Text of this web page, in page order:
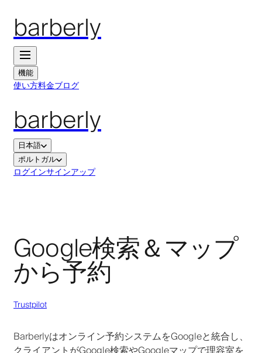
barberly
機能
使い方料金ブログ
barberly
日本語
ポルトガル
ログインサインアップ
Google検索＆マップ
から予約
Trustpilot
Barberlyはオンライン予約システムをGoogleと統合し、